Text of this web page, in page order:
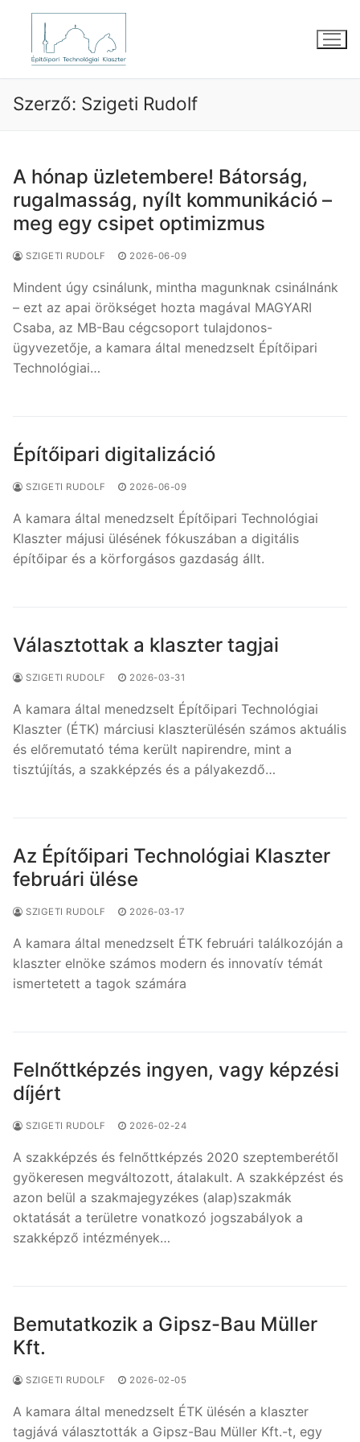
Ugrás
tartalomra
Szerző: Szigeti Rudolf
A hónap üzletembere! Bátorság,
rugalmasság, nyílt kommunikáció –
meg egy csipet optimizmus
SZIGETI RUDOLF 2026-06-09
Mindent úgy csinálunk, mintha magunknak csinálnánk
– ezt az apai örökséget hozta magával MAGYARI
Csaba, az MB-Bau cégcsoport tulajdonos-
ügyvezetője, a kamara által menedzselt Építőipari
Technológiai…
Építőipari digitalizáció
SZIGETI RUDOLF 2026-06-09
A kamara által menedzselt Építőipari Technológiai
Klaszter májusi ülésének fókuszában a digitális
építőipar és a körforgásos gazdaság állt.
Választottak a klaszter tagjai
SZIGETI RUDOLF 2026-03-31
A kamara által menedzselt Építőipari Technológiai
Klaszter (ÉTK) márciusi klaszterülésén számos aktuális
és előremutató téma került napirendre, mint a
tisztújítás, a szakképzés és a pályakezdő…
Az Építőipari Technológiai Klaszter
februári ülése
SZIGETI RUDOLF 2026-03-17
A kamara által menedzselt ÉTK februári találkozóján a
klaszter elnöke számos modern és innovatív témát
ismertetett a tagok számára
Felnőttképzés ingyen, vagy képzési
díjért
SZIGETI RUDOLF 2026-02-24
A szakképzés és felnőttképzés 2020 szeptemberétől
gyökeresen megváltozott, átalakult. A szakképzést és
azon belül a szakmajegyzékes (alap)szakmák
oktatását a területre vonatkozó jogszabályok a
szakképző intézmények…
Bemutatkozik a Gipsz-Bau Müller
Kft.
SZIGETI RUDOLF 2026-02-05
A kamara által menedzselt ÉTK ülésén a klaszter
tagjává választották a Gipsz-Bau Müller Kft.-t, egy